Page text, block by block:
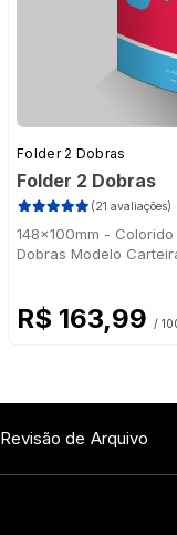
Folder 2 Dobras
Folder 2 Dobras
(21 avaliações)
148x100mm -
Dobras Modelo
R$ 163,99 /
Revisão de Arquivo